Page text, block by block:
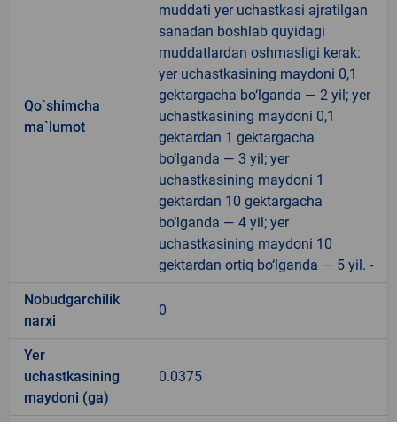
Qo`shimcha
ma`lumot
muddati yer uchastkasi ajratilgan
sanadan boshlab quyidagi
muddatlardan oshmasligi kerak:
yer uchastkasining maydoni 0,1
gektargacha bo‘lganda — 2 yil; yer
uchastkasining maydoni 0,1
gektardan 1 gektargacha
bo‘lganda — 3 yil; yer
uchastkasining maydoni 1
gektardan 10 gektargacha
bo‘lganda — 4 yil; yer
uchastkasining maydoni 10
gektardan ortiq bo‘lganda — 5 yil. -
Nobudgarchilik
narxi
0
Yer
uchastkasining
maydoni (ga)
0.0375